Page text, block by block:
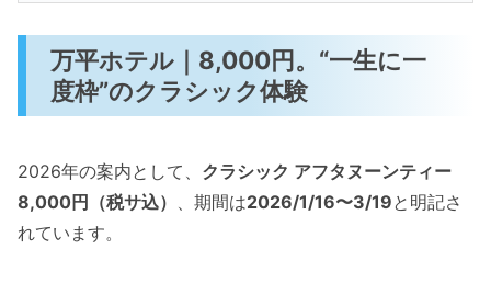
万平ホテル｜8,000円。“一生に一
度枠”のクラシック体験
2026年の案内として、 クラシック アフタヌーンティー
8,000円（税サ込） 、期間は2026/1/16〜3/19と明記さ
れています。